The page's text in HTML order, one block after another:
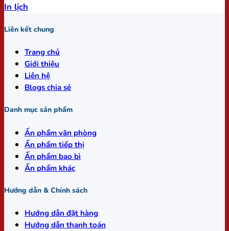
In lịch
Liên kết chung
Trang chủ
Giới thiệu
Liên hệ
Blogs chia sẻ
Danh mục sản phẩm
Ấn phẩm văn phòng
Ấn phẩm tiếp thị
Ấn phẩm bao bì
Ấn phẩm khác
Hướng dẫn & Chính sách
Hướng dẫn đặt hàng
Hướng dẫn thanh toán